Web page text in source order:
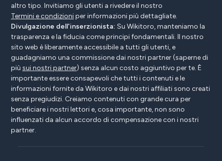
altro tipo. Invitiamo gli utenti a rivedere il nostro
Termini e condizioniper informazioni più dettagliate.
Divulgazione dell'inserzionista: Su Wikitoro, manteniamo la
trasparenza e la fiducia come principi fondamentali. Il nostro
sito web è liberamente accessibile a tutti gli utenti, e
guadagniamo una commissione dai nostri partner (saperne di
più sui nostri partner) senza alcun costo aggiuntivo per te. È
importante essere consapevoli che tutti i contenuti e le
informazioni fornite da Wikitoro e dai nostri affiliati sono creati
senza pregiudizi. Creiamo contenuti con grande cura per
beneficiare i nostri lettori e, cosa importante, non sono
influenzati da alcun accordo di compensazione con i nostri
partner.